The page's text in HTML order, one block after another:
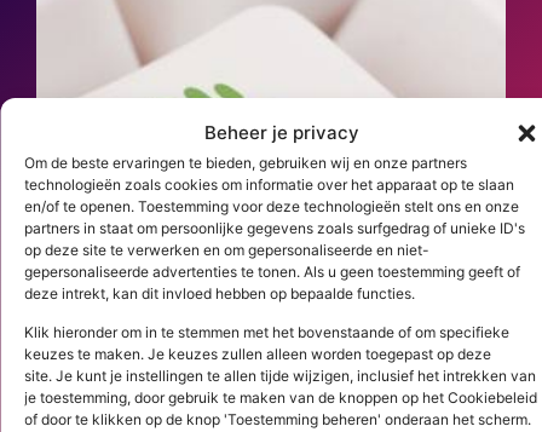
Beheer je privacy
Om de beste ervaringen te bieden, gebruiken wij en onze partners
technologieën zoals cookies om informatie over het apparaat op te slaan
en/of te openen. Toestemming voor deze technologieën stelt ons en onze
partners in staat om persoonlijke gegevens zoals surfgedrag of unieke ID's
op deze site te verwerken en om gepersonaliseerde en niet-
gepersonaliseerde advertenties te tonen. Als u geen toestemming geeft of
deze intrekt, kan dit invloed hebben op bepaalde functies.
Klik hieronder om in te stemmen met het bovenstaande of om specifieke
keuzes te maken. Je keuzes zullen alleen worden toegepast op deze
site. Je kunt je instellingen te allen tijde wijzigen, inclusief het intrekken van
je toestemming, door gebruik te maken van de knoppen op het Cookiebeleid
of door te klikken op de knop 'Toestemming beheren' onderaan het scherm.
3 augustus 2026
CO₂ in de calculatie: Is
kostenpost? (1/2)
MAMOK bepaalt al jaren de indeling van
een calculatie. CO₂ weegt inmiddels net